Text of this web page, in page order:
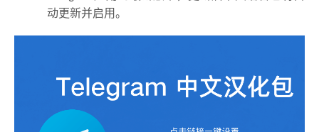
动更新并启用。